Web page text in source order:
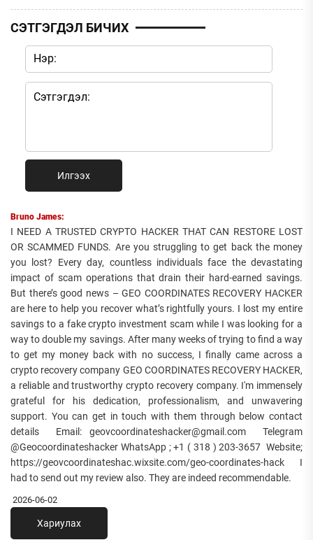
СЭТГЭГДЭЛ БИЧИХ
Илгээх
Bruno James:
I NEED A TRUSTED CRYPTO HACKER THAT CAN RESTORE LOST
OR SCAMMED FUNDS. Are you struggling to get back the money
you lost? Every day, countless individuals face the devastating
impact of scam operations that drain their hard-earned savings.
But there’s good news – GEO COORDINATES RECOVERY HACKER
are here to help you recover what’s rightfully yours. I lost my entire
savings to a fake crypto investment scam while I was looking for a
way to double my savings. After many weeks of trying to find a way
to get my money back with no success, I finally came across a
crypto recovery company GEO COORDINATES RECOVERY HACKER,
a reliable and trustworthy crypto recovery company. I'm immensely
grateful for his dedication, professionalism, and unwavering
support. You can get in touch with them through below contact
details Email: geovcoordinateshacker@gmail.com Telegram
@Geocoordinateshacker WhatsApp ; +1 ( 318 ) 203-3657 Website;
https://geovcoordinateshac.wixsite.com/geo-coordinates-hack I
had to send out my review also. They are indeed recommendable.
2026-06-02
Хариулах